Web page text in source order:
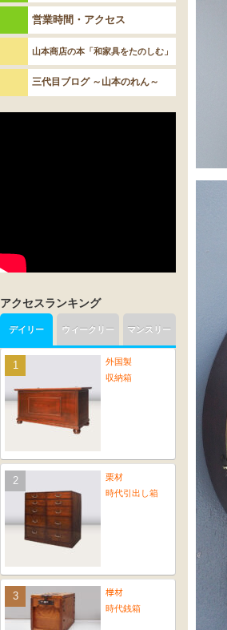
営業時間・アクセス
山本商店の本「和家具をたのしむ」
三代目ブログ ～山本のれん～
アクセスランキング
デイリー
外国製
収納箱
栗材
時代引出し箱
﨔材
時代銭箱
ウィークリー マンスリー